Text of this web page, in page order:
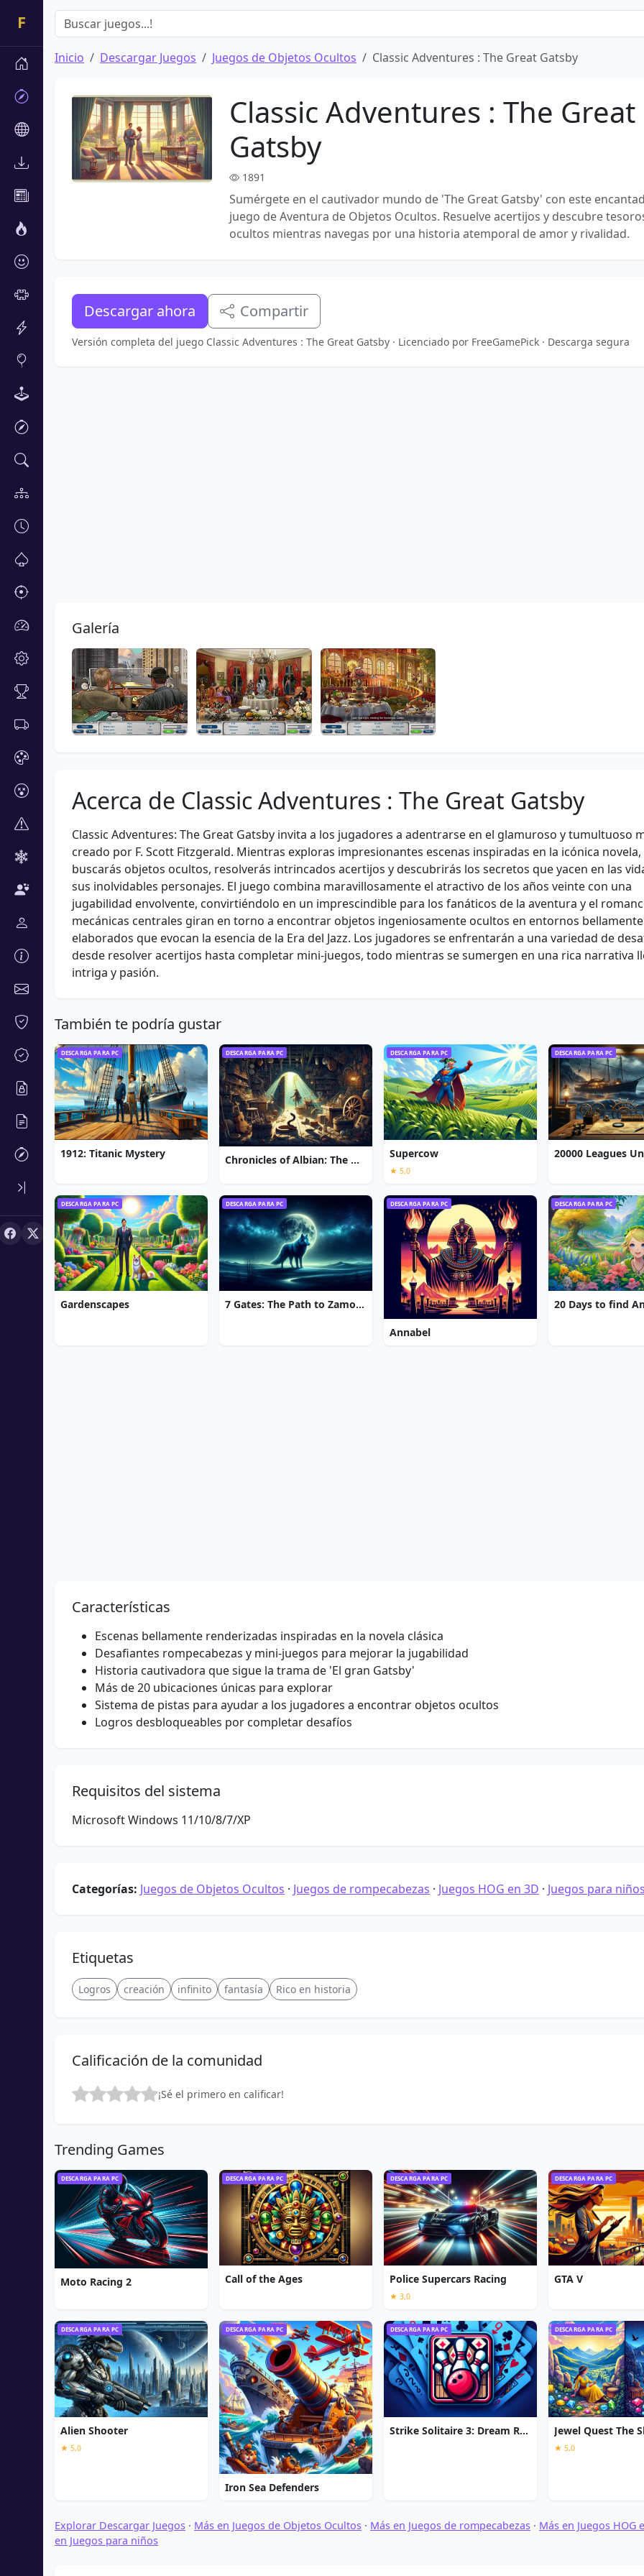
Inicio Descargar Juegos Juegos de Objetos Ocultos Classic Adventures : The Great Gatsby
Classic Adventures : The Great
Gatsby
1891
Sumérgete en el cautivador mundo de 'The Great Gatsby' con este
juego de Aventura de Objetos Ocultos. Resuelve acertijos y descubre
ocultos mientras navegas por una historia atemporal de amor y rivalidad.
Descargar ahora Compartir
Versión completa del juego Classic Adventures : The Great Gatsby · Licenciado por FreeGamePick · Descarga segura
Galería
Acerca de Classic Adventures : The Great Gatsby
Classic Adventures: The Great Gatsby invita a los jugadores a adentrarse en el glamuroso y tumultuoso
creado por F. Scott Fitzgerald. Mientras exploras impresionantes escenas inspiradas en la icónica novela,
buscarás objetos ocultos, resolverás intrincados acertijos y descubrirás los secretos que yacen en las
sus inolvidables personajes. El juego combina maravillosamente el atractivo de los años veinte con una
jugabilidad envolvente, convirtiéndolo en un imprescindible para los fanáticos de la aventura y el
mecánicas centrales giran en torno a encontrar objetos ingeniosamente ocultos en entornos bellamente
elaborados que evocan la esencia de la Era del Jazz. Los jugadores se enfrentarán a una variedad de
desde resolver acertijos hasta completar mini-juegos, todo mientras se sumergen en una rica narrativa
intriga y pasión.
También te podría gustar
DESCARGA PARA PC
1912: Titanic Mystery
DESCARGA PARA PC
Chronicles of Albian: The Magic Convention
DESCARGA PARA PC
Supercow
★ 5,0
DESCARGA PARA PC
DESCARGA PARA PC
Gardenscapes
DESCARGA PARA PC
7 Gates: The Path to Zamolxes
DESCARGA PARA PC
Annabel
DESCARGA PARA PC
20 Days to find
Características
Escenas bellamente renderizadas inspiradas en la novela clásica
Desafiantes rompecabezas y mini-juegos para mejorar la jugabilidad
Historia cautivadora que sigue la trama de 'El gran Gatsby'
Más de 20 ubicaciones únicas para explorar
Sistema de pistas para ayudar a los jugadores a encontrar objetos ocultos
Logros desbloqueables por completar desafíos
Requisitos del sistema
Microsoft Windows 11/10/8/7/XP
Categorías: Juegos de Objetos Ocultos · Juegos de rompecabezas · Juegos HOG en 3D · Juegos para
Etiquetas
Logros creación infinito fantasía Rico en historia
Calificación de la comunidad
¡Sé el primero en calificar!
Trending Games
DESCARGA PARA PC
Moto Racing 2
DESCARGA PARA PC
Call of the Ages
DESCARGA PARA PC
Police Supercars Racing
★ 3,0
DESCARGA PARA PC
GTA V
DESCARGA PARA PC
Alien Shooter
★ 5,0
DESCARGA PARA PC
Iron Sea Defenders
DESCARGA PARA PC
Strike Solitaire 3: Dream Resort
DESCARGA PARA PC
★ 5,0
Explorar Descargar Juegos · Más en Juegos de Objetos Ocultos · Más en Juegos de rompecabezas · Más en Juegos HOG
en Juegos para niños